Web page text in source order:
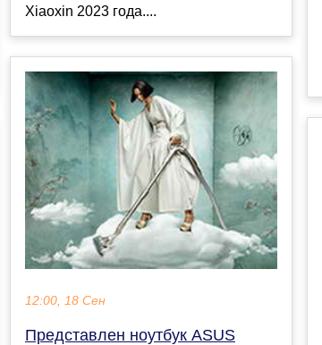
Xiaoxin 2023 года....
12:00, 18 Сен
Представлен ноутбук ASUS